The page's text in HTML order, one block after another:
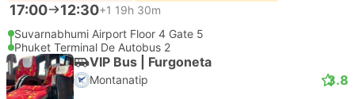
17:00 12:30+1 19h 30m
Suvarnabhumi Airport Floor 4 Gate 5
Phuket Terminal De Autobus 2
VIP Bus | Furgoneta
Montanatip 3.8